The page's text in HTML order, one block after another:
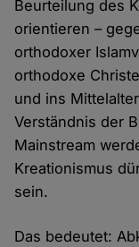
Beurteilung des
orientieren –
orthodoxer
orthodoxe
und ins
Verständnis der
Mainstream
Kreationismus
sein.
Das bedeutet: